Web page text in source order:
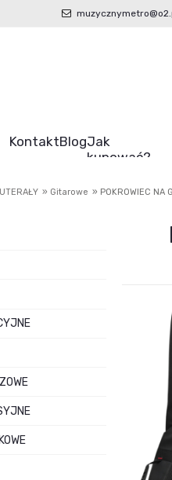
KontaktBlogJak
kupować?
» Gitarowe » POKROWIEC NA